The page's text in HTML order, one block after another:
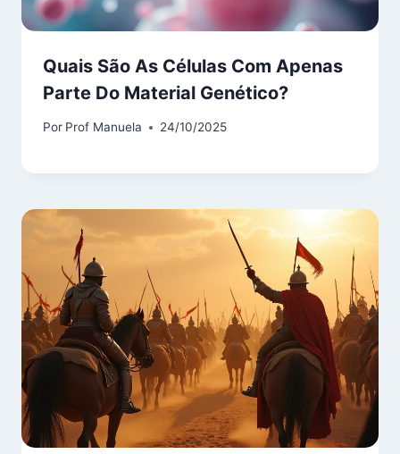
Quais São As Células Com Apenas
Parte Do Material Genético?
Por Prof Manuela 24/10/2025